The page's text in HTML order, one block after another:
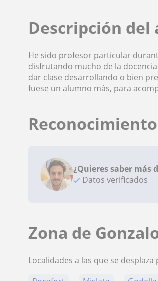
Descripción del
He sido profesor particular
disfrutando mucho de la
dar clase desarrollando o bien
fuese un alumno más, para
¿Quieres saber más
Datos verificados
Zona de
Localidades a las que se desplaza